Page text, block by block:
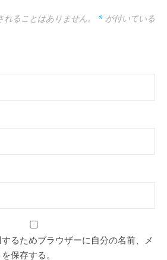
ることはありません。 * が付いている
るためブラウザーに自分の名前、メ
保存する。